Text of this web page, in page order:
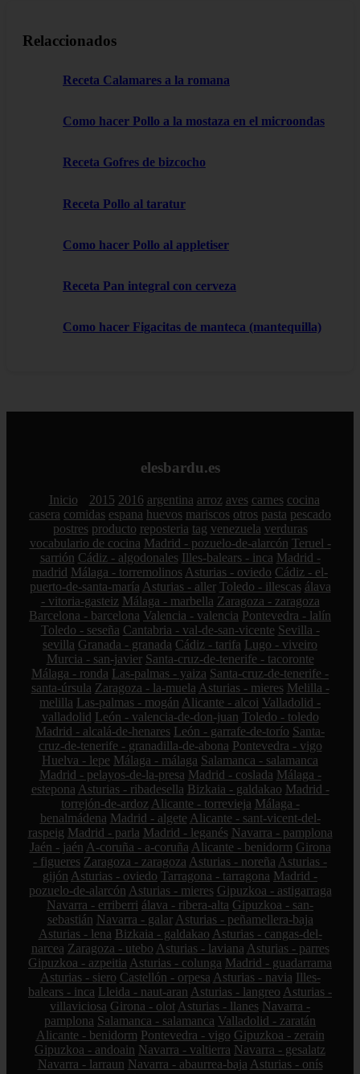
Relaccionados
Receta Calamares a la romana
Como hacer Pollo a la mostaza en el microondas
Receta Gofres de bizcocho
Receta Pollo al taratur
Como hacer Pollo al appletiser
Receta Pan integral con cerveza
Como hacer Figacitas de manteca (mantequilla)
elesbardu.es
Inicio 2015 2016 argentina arroz aves carnes cocina
casera comidas espana huevos mariscos otros pasta pescado
postres producto reposteria tag venezuela verduras
vocabulario de cocina Madrid - pozuelo-de-alarcón Teruel -
sarrión Cádiz - algodonales Illes-balears - inca Madrid -
madrid Málaga - torremolinos Asturias - oviedo Cádiz - el-
puerto-de-santa-maría Asturias - aller Toledo - illescas álava
- vitoria-gasteiz Málaga - marbella Zaragoza - zaragoza
Barcelona - barcelona Valencia - valencia Pontevedra - lalín
Toledo - seseña Cantabria - val-de-san-vicente Sevilla -
sevilla Granada - granada Cádiz - tarifa Lugo - viveiro
Murcia - san-javier Santa-cruz-de-tenerife - tacoronte
Málaga - ronda Las-palmas - yaiza Santa-cruz-de-tenerife -
santa-úrsula Zaragoza - la-muela Asturias - mieres Melilla -
melilla Las-palmas - mogán Alicante - alcoi Valladolid -
valladolid León - valencia-de-don-juan Toledo - toledo
Madrid - alcalá-de-henares León - garrafe-de-torío Santa-
cruz-de-tenerife - granadilla-de-abona Pontevedra - vigo
Huelva - lepe Málaga - málaga Salamanca - salamanca
Madrid - pelayos-de-la-presa Madrid - coslada Málaga -
estepona Asturias - ribadesella Bizkaia - galdakao Madrid -
torrejón-de-ardoz Alicante - torrevieja Málaga -
benalmádena Madrid - algete Alicante - sant-vicent-del-
raspeig Madrid - parla Madrid - leganés Navarra - pamplona
Jaén - jaén A-coruña - a-coruña Alicante - benidorm Girona
- figueres Zaragoza - zaragoza Asturias - noreña Asturias -
gijón Asturias - oviedo Tarragona - tarragona Madrid -
pozuelo-de-alarcón Asturias - mieres Gipuzkoa - astigarraga
Navarra - erriberri álava - ribera-alta Gipuzkoa - san-
sebastián Navarra - galar Asturias - peñamellera-baja
Asturias - lena Bizkaia - galdakao Asturias - cangas-del-
narcea Zaragoza - utebo Asturias - laviana Asturias - parres
Gipuzkoa - azpeitia Asturias - colunga Madrid - guadarrama
Asturias - siero Castellón - orpesa Asturias - navia Illes-
balears - inca Lleida - naut-aran Asturias - langreo Asturias -
villaviciosa Girona - olot Asturias - llanes Navarra -
pamplona Salamanca - salamanca Valladolid - zaratán
Alicante - benidorm Pontevedra - vigo Gipuzkoa - zerain
Gipuzkoa - andoain Navarra - valtierra Navarra - gesalatz
Navarra - larraun Navarra - abaurrea-baja Asturias - onís